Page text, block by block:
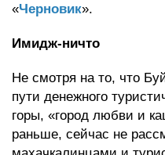
«Черновик».
Имидж-ничто
Не смотря на то, что
пути денежного
горы, «город любви и
раньше, сейчас не